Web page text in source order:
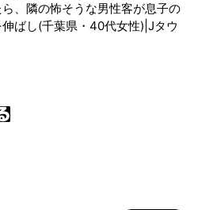
、隣の怖そうな男性客が息子の
ばし(千葉県・40代女性)|Jタウ